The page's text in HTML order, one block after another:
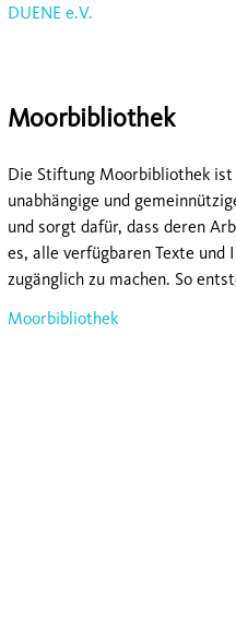
DUENE e.V.
Moorbibliothek
Die Stiftung Moorbibliothek ist
unabhängige und
und sorgt dafür, dass deren
es, alle verfügbaren Texte
zugänglich zu machen. So
Moorbibliothek